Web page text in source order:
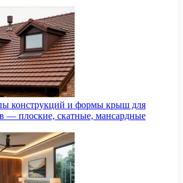
конструкций и формы крыш для
— плоские, скатные, мансардные